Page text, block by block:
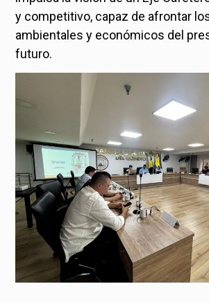
y competitivo, capaz de afrontar
ambientales y económicos del
futuro.